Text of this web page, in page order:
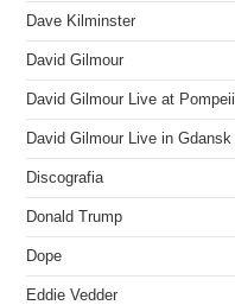
Dave Kilminster
David Gilmour
David Gilmour Live at Pompeii
David Gilmour Live in Gdansk
Discografia
Donald Trump
Dope
Eddie Vedder